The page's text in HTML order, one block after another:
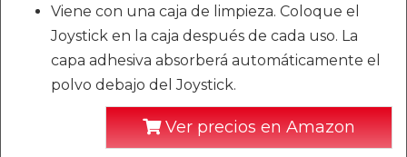
Viene con una caja de limpieza. Coloque el
Joystick en la caja después de cada uso. La
capa adhesiva absorberá automáticamente el
polvo debajo del Joystick.
Ver precios en Amazon